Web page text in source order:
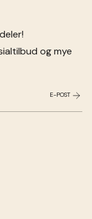
og mye
E-POST